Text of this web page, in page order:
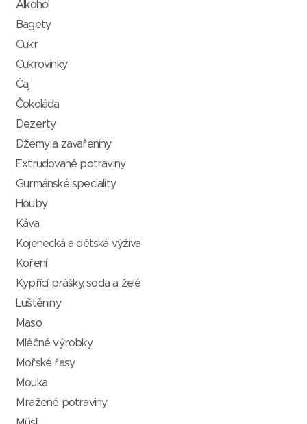
Alkohol
Bagety
Cukr
Cukrovinky
Čaj
Čokoláda
Dezerty
Džemy a zavařeniny
Extrudované potraviny
Gurmánské speciality
Houby
Káva
Kojenecká a dětská výživa
Koření
Kypřící prášky, soda a želé
Luštěniny
Maso
Mléčné výrobky
Mořské řasy
Mouka
Mražené potraviny